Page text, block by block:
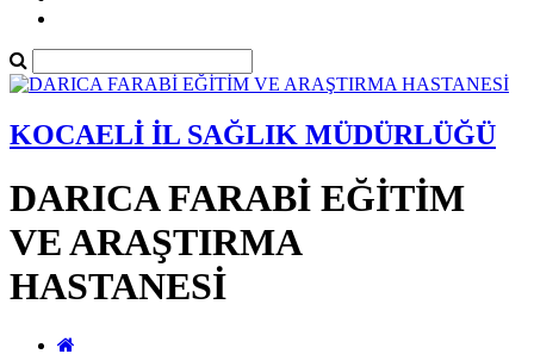
KOCAELİ İL SAĞLIK MÜDÜRLÜĞÜ
DARICA FARABİ EĞİTİM
VE ARAŞTIRMA
HASTANESİ